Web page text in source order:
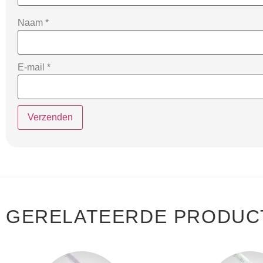
Naam *
E-mail *
GERELATEERDE